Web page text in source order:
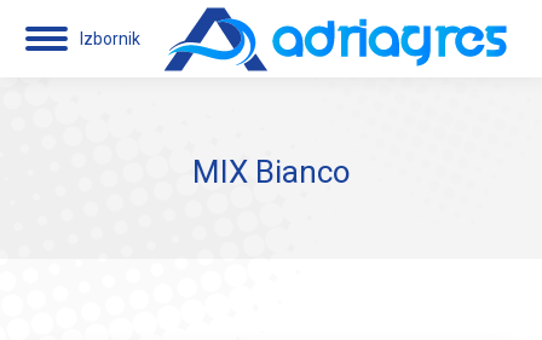
Izbornik
MIX Bianco